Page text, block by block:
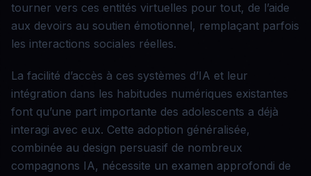
tourner vers ces entités virtuelles pour tout, de l’aide
aux devoirs au soutien émotionnel, remplaçant parfois
les interactions sociales réelles.
La facilité d’accès à ces systèmes d’IA et leur
intégration dans les habitudes numériques existantes
font qu’une part importante des adolescents a déjà
interagi avec eux. Cette adoption généralisée,
combinée au design persuasif de nombreux
compagnons IA, nécessite un examen approfondi de